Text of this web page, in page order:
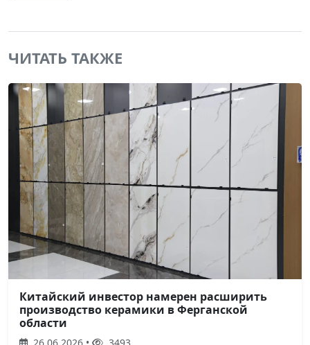
ЧИТАТЬ ТАКЖЕ
Китайский инвестор намерен расширить
производство керамики в Ферганской
области
26.06.2026 • 3493